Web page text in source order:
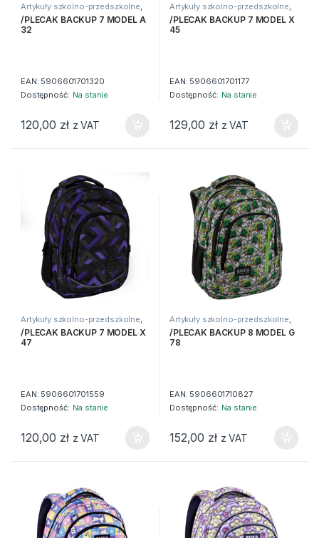
Artykuły szkolno-przedszkolne,
Artykuły tekstylne ,Plecaki
/PLECAK BACKUP 7 MODEL A
32
EAN: 5906601701320
Dostępność: Na stanie
120,00 zł z VAT
Artykuły szkolno-przedszkolne,
Artykuły tekstylne ,Plecaki
/PLECAK BACKUP 7 MODEL X
45
EAN: 5906601701177
Dostępność: Na stanie
129,00 zł z VAT
Artykuły szkolno-przedszkolne
Artykuły tekstylne ,
/PLECAK BACKUP 7 MODEL X
47
EAN: 5906601701559
Dostępność: Na stanie
120,00 zł z VAT
Artykuły szkolno-przedszkolne
Artykuły tekstylne ,
/PLECAK BACKUP 8 MODEL G
78
EAN: 5906601710827
Dostępność: Na stanie
152,00 zł z VAT